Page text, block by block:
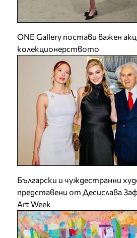
ONE Gallery постави важен
колекционерството
Български и чуждестранни
представени от Десислава
Art Week